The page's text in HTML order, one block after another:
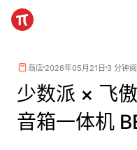
商店 2026年05月21日 3 分钟
少数派 × 飞
音箱一体机